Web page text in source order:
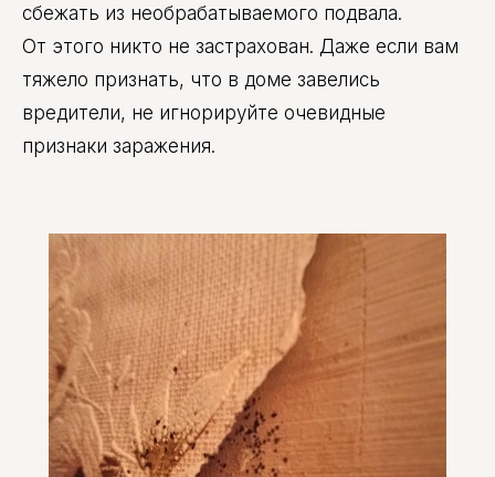
сбежать из необрабатываемого подвала.
От этого никто не застрахован. Даже если вам
тяжело признать, что в доме завелись
вредители, не игнорируйте очевидные
признаки заражения.